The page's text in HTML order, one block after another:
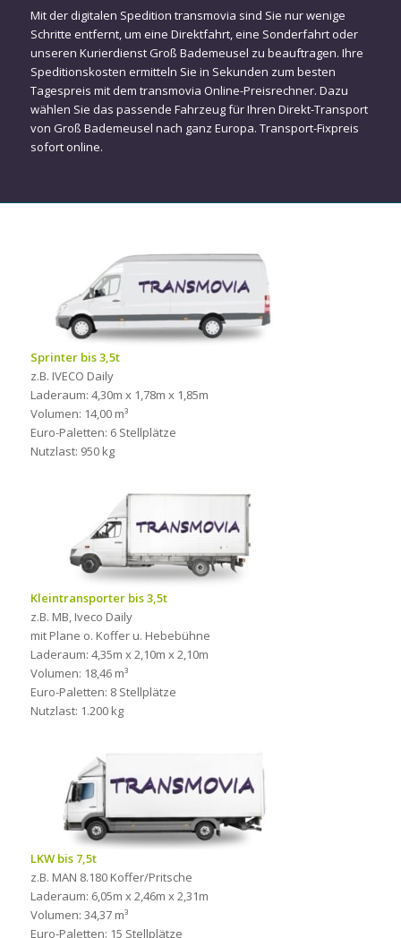
Mit der digitalen Spedition transmovia sind Sie nur wenige
Schritte entfernt, um eine Direktfahrt, eine Sonderfahrt oder
unseren Kurierdienst Groß Bademeusel zu beauftragen. Ihre
Speditionskosten ermitteln Sie in Sekunden zum besten
Tagespreis mit dem transmovia Online-Preisrechner. Dazu
wählen Sie das passende Fahrzeug für Ihren Direkt-Transport
von Groß Bademeusel nach ganz Europa. Transport-Fixpreis
sofort online.
Sprinter bis 3,5t
z.B. IVECO Daily
Laderaum: 4,30m x 1,78m x 1,85m
Volumen: 14,00 m³
Euro-Paletten: 6 Stellplätze
Nutzlast: 950 kg
Kleintransporter bis 3,5t
z.B. MB, Iveco Daily
mit Plane o. Koffer u. Hebebühne
Laderaum: 4,35m x 2,10m x 2,10m
Volumen: 18,46 m³
Euro-Paletten: 8 Stellplätze
Nutzlast: 1.200 kg
LKW bis 7,5t
z.B. MAN 8.180 Koffer/Pritsche
Laderaum: 6,05m x 2,46m x 2,31m
Volumen: 34,37 m³
Euro-Paletten: 15 Stellplätze